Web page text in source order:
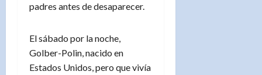
padres antes de desaparecer.
El sábado por la noche,
Golber-Polin, nacido en
Estados Unidos, pero que vivía